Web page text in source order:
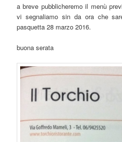
a breve pubblicheremo il menù
vi segnaliamo sin da ora che
pasquetta 28 marzo 2016.
buona serata